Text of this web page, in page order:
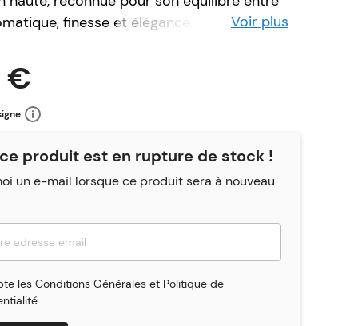
finesse et élégance. Brassée selon
soigneusement sélectionnés, qui en font
parmi les blondes de caractère.
mousse fine et aérienne. Le nez est
des arômes de houblons aromatiques à
fruitées d’agrumes apportées par
: l’amertume, franche mais raffinée,
une dominante maltée. La dégustation se
une finale sèche et houblonnée, offrant une
fois riche et digeste.
Voir plus
€
produit est en rupture de stock !
un e-mail lorsque ce produit sera à nouveau
les Conditions Générales et Politique de